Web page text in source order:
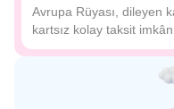
Avrupa Rüyası, dileyen
kartsız kolay taksit